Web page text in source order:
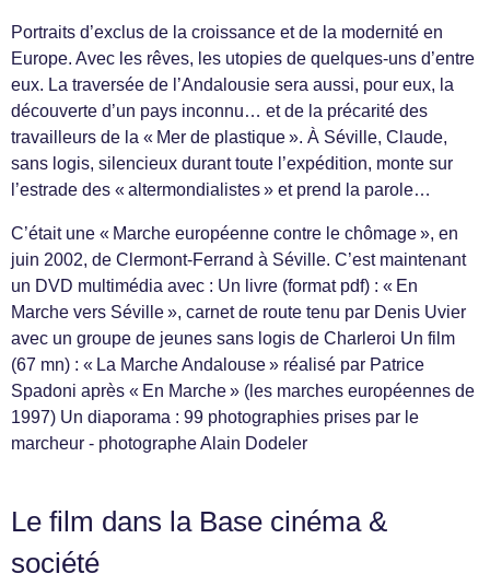
Portraits d’exclus de la croissance et de la modernité en
Europe. Avec les rêves, les utopies de quelques-uns d’entre
eux. La traversée de l’Andalousie sera aussi, pour eux, la
découverte d’un pays inconnu… et de la précarité des
travailleurs de la « Mer de plastique ». À Séville, Claude,
sans logis, silencieux durant toute l’expédition, monte sur
l’estrade des « altermondialistes » et prend la parole…
C’était une « Marche européenne contre le chômage », en
juin 2002, de Clermont-Ferrand à Séville. C’est maintenant
un DVD multimédia avec : Un livre (format pdf) : « En
Marche vers Séville », carnet de route tenu par Denis Uvier
avec un groupe de jeunes sans logis de Charleroi Un film
(67 mn) : « La Marche Andalouse » réalisé par Patrice
Spadoni après « En Marche » (les marches européennes de
1997) Un diaporama : 99 photographies prises par le
marcheur - photographe Alain Dodeler
Le film dans la Base cinéma &
société